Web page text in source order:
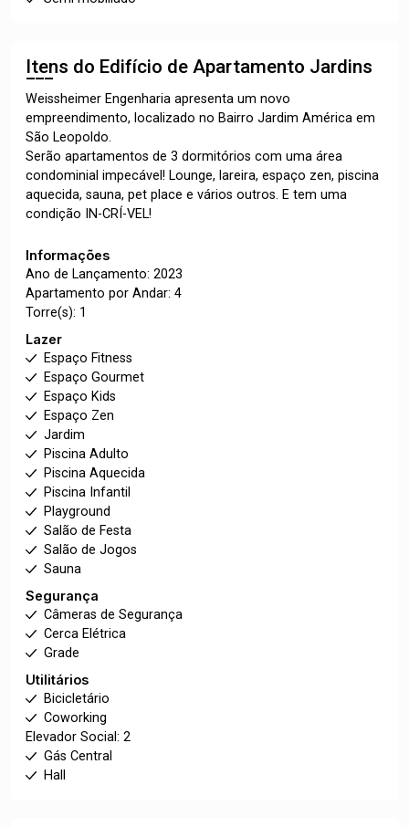
Itens do Edifício de Apartamento Jardins
Weissheimer Engenharia apresenta um novo
empreendimento, localizado no Bairro Jardim América em
São Leopoldo.
Serão apartamentos de 3 dormitórios com uma área
condominial impecável! Lounge, lareira, espaço zen, piscina
aquecida, sauna, pet place e vários outros. E tem uma
condição IN-CRÍ-VEL!
Informações
Ano de Lançamento: 2023
Apartamento por Andar: 4
Torre(s): 1
Lazer
Espaço Fitness
Espaço Gourmet
Espaço Kids
Espaço Zen
Jardim
Piscina Adulto
Piscina Aquecida
Piscina Infantil
Playground
Salão de Festa
Salão de Jogos
Sauna
Segurança
Câmeras de Segurança
Cerca Elétrica
Grade
Utilitários
Bicicletário
Coworking
Elevador Social: 2
Gás Central
Hall